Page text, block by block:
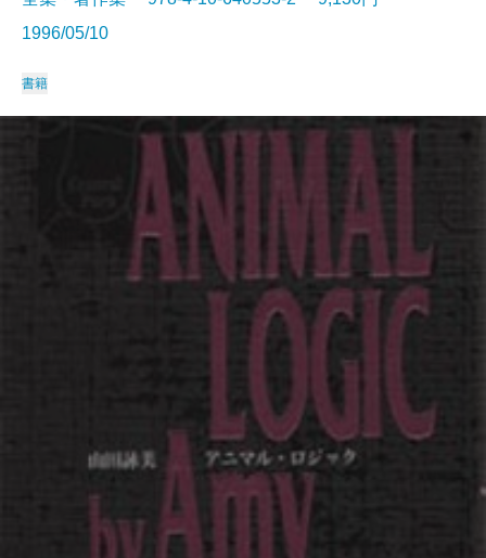
1996/05/10
書籍